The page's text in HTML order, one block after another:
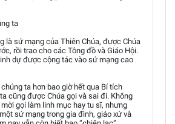
ta
là sứ mạng của Thiên Chúa, được Chúa
rồi trao cho các Tông đồ và Giáo Hội.
dự được cộng tác vào sứ mạng cao
ta hơn bao giờ hết qua Bí tích
cũng được Chúa gọi và sai đi. Không
gọi làm linh mục hay tu sĩ, nhưng
sứ mạng trong gia đình, giáo xứ và